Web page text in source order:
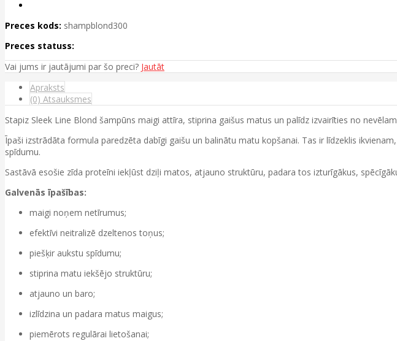
Preces kods: shampblond300
Preces statuss:
Vai jums ir jautājumi par šo preci? Jautāt
Apraksts
(0) Atsauksmes
Stapiz Sleek Line Blond šampūns maigi attīra, stiprina gaišus matus un palīdz izvairīties no
Īpaši izstrādāta formula paredzēta dabīgi gaišu un balinātu matu kopšanai. Tas ir līdzeklis
spīdumu.
Sastāvā esošie zīda proteīni iekļūst dziļi matos, atjauno struktūru, padara tos izturīgākus,
Galvenās īpašības:
maigi noņem netīrumus;
efektīvi neitralizē dzeltenos toņus;
piešķir aukstu spīdumu;
stiprina matu iekšējo struktūru;
atjauno un baro;
izlīdzina un padara matus maigus;
piemērots regulārai lietošanai;